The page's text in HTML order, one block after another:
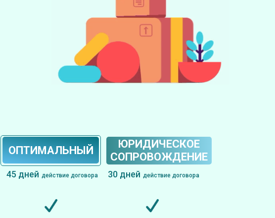
действие договора
45 дней действие договора
30 дней
ОПТИМАЛЬНЫЙ
ЮРИДИЧЕСКОЕ
СОПРОВОЖДЕНИЕ